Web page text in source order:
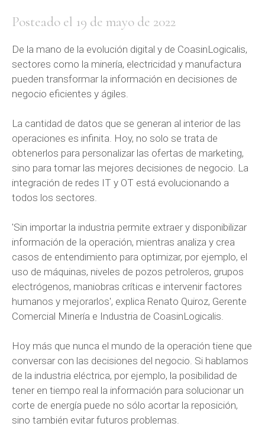
Posteado el 19 de mayo de 2022
De la mano de la evolución digital y de CoasinLogicalis,
sectores como la minería, electricidad y manufactura
pueden transformar la información en decisiones de
negocio eficientes y ágiles.
La cantidad de datos que se generan al interior de las
operaciones es infinita. Hoy, no solo se trata de
obtenerlos para personalizar las ofertas de marketing,
sino para tomar las mejores decisiones de negocio. La
integración de redes IT y OT está evolucionando a
todos los sectores.
'Sin importar la industria permite extraer y disponibilizar
información de la operación, mientras analiza y crea
casos de entendimiento para optimizar, por ejemplo, el
uso de máquinas, niveles de pozos petroleros, grupos
electrógenos, maniobras críticas e intervenir factores
humanos y mejorarlos', explica Renato Quiroz, Gerente
Comercial Minería e Industria de CoasinLogicalis.
Hoy más que nunca el mundo de la operación tiene que
conversar con las decisiones del negocio. Si hablamos
de la industria eléctrica, por ejemplo, la posibilidad de
tener en tiempo real la información para solucionar un
corte de energía puede no sólo acortar la reposición,
sino también evitar futuros problemas.